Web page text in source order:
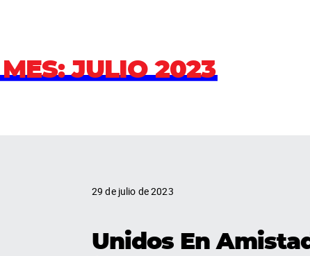
MES:JULIO 2023
29 de julio de 2023
Unidos En Amistad